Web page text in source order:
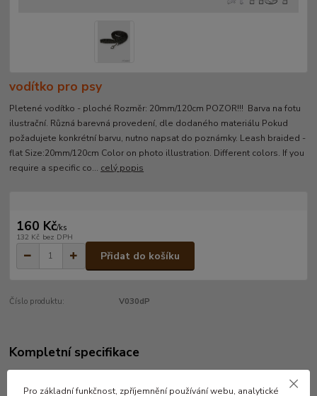
vodítko pro psy
Pletené vodítko - ploché Rozměr: 20mm/120cm POZOR!!! Barva na fotu
ilustrační. Různá barevná provedení, dle dodaného materiálu Pokud
požadujete konkrétní barvu, nutno napsat do poznámky. Leash braided -
flat Size:20mm/120cm Color on photo illustration. Different colors. If you
require a specific co... celý popis
160 Kč/ks
132 Kč bez DPH
Přidat do košíku
Číslo produktu: V030dP
Kompletní specifikace
Pro základní funkčnost, zpříjemnění používání webu, analytické